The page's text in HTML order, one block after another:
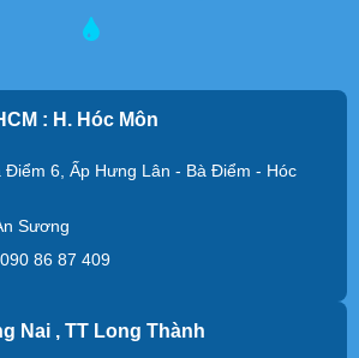
: H. Hóc Môn
6, Ấp Hưng Lân - Bà Điểm - Hóc
Sương
86 87 409
Nai , TT Long Thành